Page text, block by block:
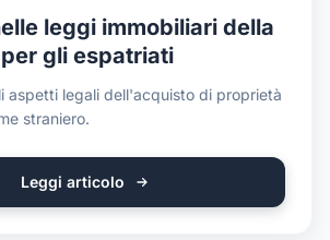
leggi immobiliari della
gli espatriati
aspetti legali dell'acquisto di proprietà
straniero.
Leggi articolo